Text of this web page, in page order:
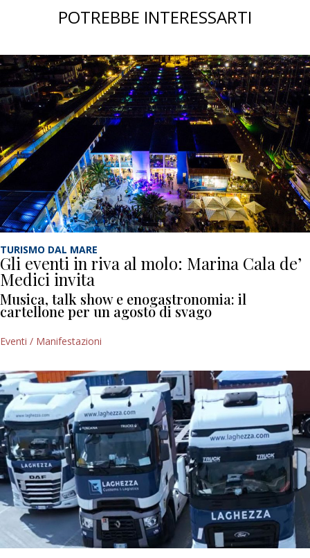
POTREBBE INTERESSARTI
TURISMO DAL MARE
Gli eventi in riva al molo: Marina Cala de’
Medici invita
Musica, talk show e enogastronomia: il
cartellone per un agosto di svago
Eventi / Manifestazioni